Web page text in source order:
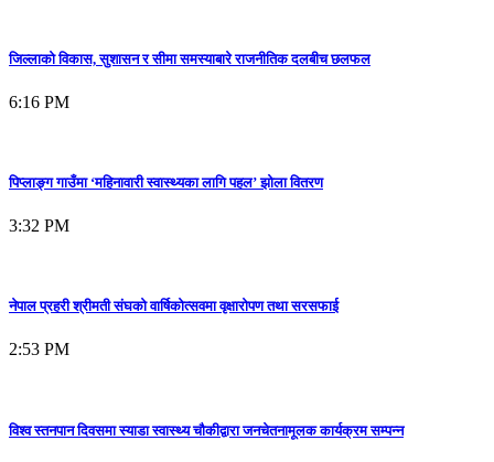
जिल्लाको विकास, सुशासन र सीमा समस्याबारे राजनीतिक दलबीच छलफल
6:16 PM
पिप्लाङ्ग गाउँमा ‘महिनावारी स्वास्थ्यका लागि पहल’ झोला वितरण
3:32 PM
नेपाल प्रहरी श्रीमती संघको वार्षिकोत्सवमा वृक्षारोपण तथा सरसफाई
2:53 PM
विश्व स्तनपान दिवसमा स्याडा स्वास्थ्य चौकीद्वारा जनचेतनामूलक कार्यक्रम सम्पन्न